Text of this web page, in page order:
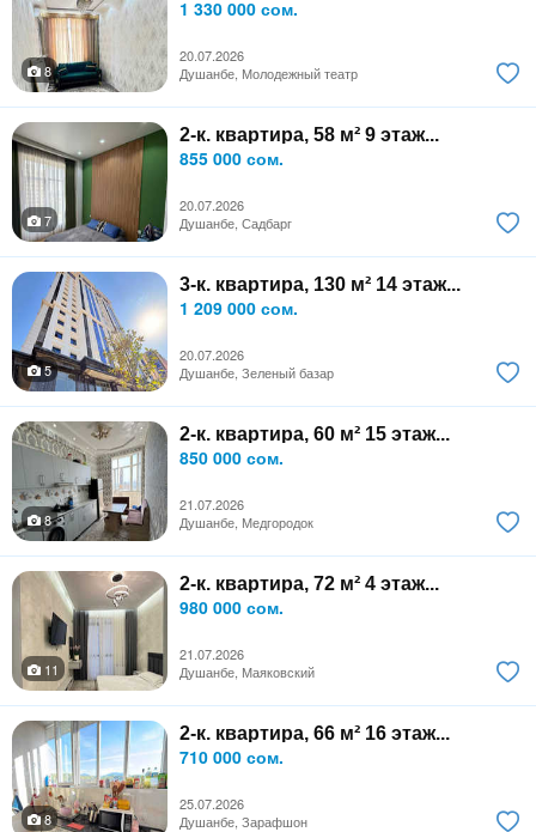
1 330 000 сом.
20.07.2026
8
Душанбе, Молодежный театр
2-к. квартира, 58 м² 9 этаж...
855 000 сом.
20.07.2026
7
Душанбе, Садбарг
3-к. квартира, 130 м² 14 этаж...
1 209 000 сом.
20.07.2026
5
Душанбе, Зеленый базар
2-к. квартира, 60 м² 15 этаж...
850 000 сом.
21.07.2026
8
Душанбе, Медгородок
2-к. квартира, 72 м² 4 этаж...
980 000 сом.
21.07.2026
11
Душанбе, Маяковский
2-к. квартира, 66 м² 16 этаж...
710 000 сом.
25.07.2026
8
Душанбе, Зарафшон